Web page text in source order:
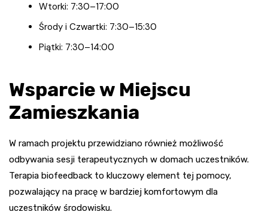
Wtorki: 7:30–17:00
Środy i Czwartki: 7:30–15:30
Piątki: 7:30–14:00
Wsparcie w Miejscu
Zamieszkania
W ramach projektu przewidziano również możliwość
odbywania sesji terapeutycznych w domach uczestników.
Terapia biofeedback to kluczowy element tej pomocy,
pozwalający na pracę w bardziej komfortowym dla
uczestników środowisku.